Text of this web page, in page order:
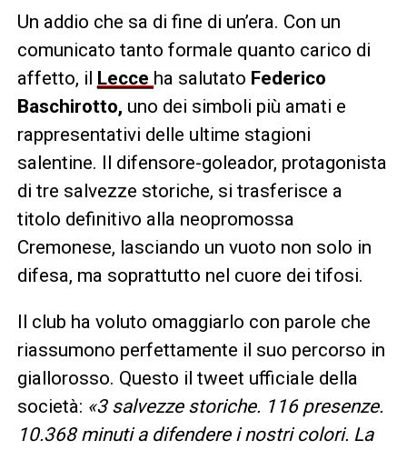
Un addio che sa di fine di un’era. Con un
comunicato tanto formale quanto carico di
affetto, il Lecce ha salutato Federico
Baschirotto, uno dei simboli più amati e
rappresentativi delle ultime stagioni
salentine. Il difensore-goleador, protagonista
di tre salvezze storiche, si trasferisce a
titolo definitivo alla neopromossa
Cremonese, lasciando un vuoto non solo in
difesa, ma soprattutto nel cuore dei tifosi.
Il club ha voluto omaggiarlo con parole che
riassumono perfettamente il suo percorso in
giallorosso. Questo il tweet ufficiale della
società: «3 salvezze storiche. 116 presenze.
10.368 minuti a difendere i nostri colori. La